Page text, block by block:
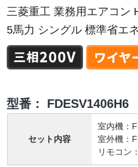
三菱重工 業務用エアコン
5馬力 シングル 標準省エ
型番： FDESV1406H6
セット内容
室内機：
室外機：
リモコン